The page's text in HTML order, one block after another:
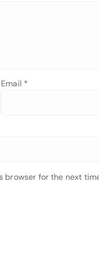
Email *
browser for the next